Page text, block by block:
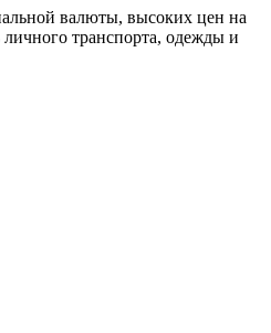
валюты, высоких цен на
личного транспорта, одежды и